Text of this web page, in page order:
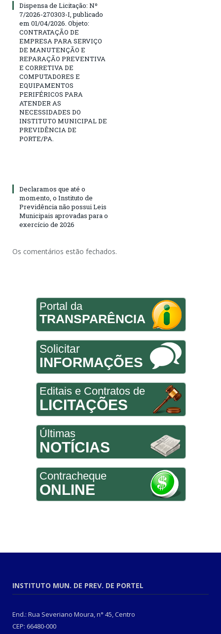
Dispensa de Licitação: Nº
7/2026-270303-I, publicado
em 01/04/2026. Objeto:
CONTRATAÇÃO DE
EMPRESA PARA SERVIÇO
DE MANUTENÇÃO E
REPARAÇÃO PREVENTIVA
E CORRETIVA DE
COMPUTADORES E
EQUIPAMENTOS
PERIFÉRICOS PARA
ATENDER AS
NECESSIDADES DO
INSTITUTO MUNICIPAL DE
PREVIDÊNCIA DE
PORTE/PA.
Declaramos que até o
momento, o Instituto de
Previdência não possui Leis
Municipais aprovadas para o
exercício de 2026
Os comentários estão fechados.
Portal da
TRANSPARÊNCIA
Solicitar
INFORMAÇÕES
Editais e Contratos de
LICITAÇÕES
Últimas
NOTÍCIAS
Contracheque
ONLINE
INSTITUTO MUN. DE PREV. DE PORTEL
End.: Rua Severiano Moura, n° 45, Centro
CEP: 66480-000